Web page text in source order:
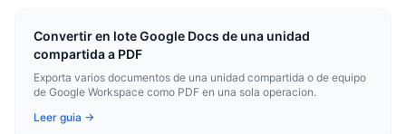
Convertir en lote Google Docs de una unidad
compartida a PDF
Exporta varios documentos de una unidad compartida o de equipo
de Google Workspace como PDF en una sola operacion.
Leer guia →